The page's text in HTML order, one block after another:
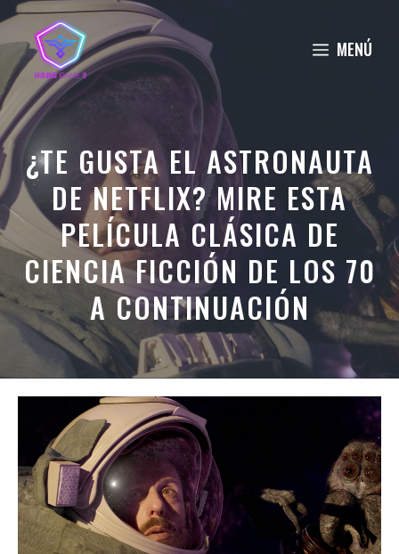
Saltar
contenido
MENÚ
¿TE GUSTA EL ASTRONAUTA
DE NETFLIX? MIRE ESTA
PELÍCULA CLÁSICA DE
CIENCIA FICCIÓN DE LOS 70
A CONTINUACIÓN